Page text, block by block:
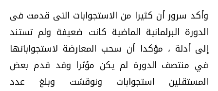
وأكد سرور أن كثيرا من الاستجوابات التى قدمت فى
الدورة البرلمانية الماضية كانت ضعيفة ولم تستند
إلى أدلة ، مؤكدا أن سحب المعارضة لاستجواباتها
في منتصف الدورة لم يكن مؤثرا وقد قدم بعض
المستقلين استجوابات ونوقشت وبلغ عدد